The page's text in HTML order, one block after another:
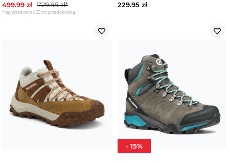
499.99 zł 729.99zł*
*najniższa cena z 30 dni przed obniżką
229.95 zł
- 15%